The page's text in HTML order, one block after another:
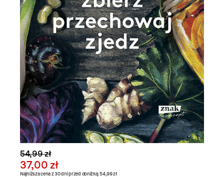
54,99 zł
37,00 zł
Najniższa cena z 30 dni przed obniżką: 54,99 zł